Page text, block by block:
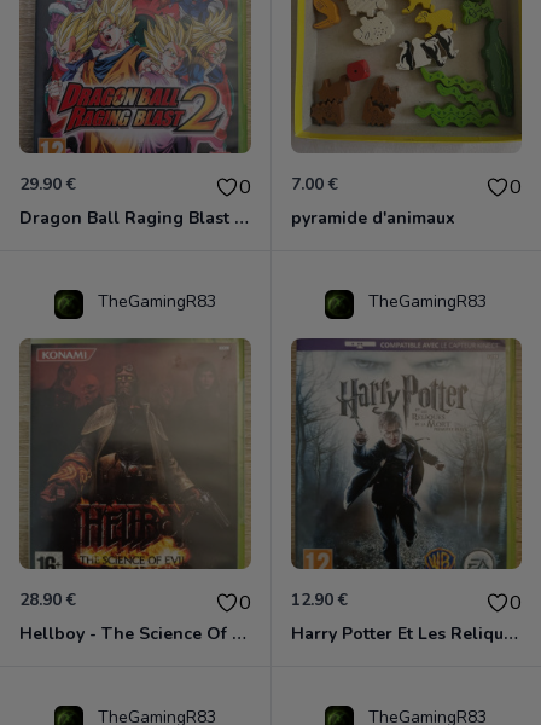
29.90 € 0
Dragon Ball Raging Blast 2 Xbox 360
7.00 € 0
pyramide d'animaux
TheGamingR83
28.90 € 0
Hellboy - The Science Of Evil Xbox 360
TheGamingR83
12.90 € 0
Harry Potter Et Les Reliques De La Mort - 1ère Partie Xbox 360
TheGamingR83 TheGamingR83